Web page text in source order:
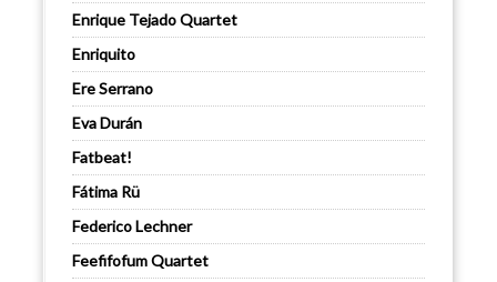
Enrique Tejado Quartet
Enriquito
Ere Serrano
Eva Durán
Fatbeat!
Fátima Rü
Federico Lechner
Feefifofum Quartet